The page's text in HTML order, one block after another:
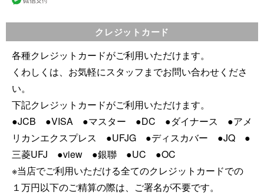
クレジットカード
各種クレジットカードがご利用いただけます。
くわしくは、お気軽にスタッフまでお問い合わせくださ
い。
下記クレジットカードがご利用いただけます。
●JCB ●VISA ●マスター ●DC ●ダイナース ●アメ
リカンエクスプレス ●UFJG ●ディスカバー ●JQ ●
三菱UFJ ●view ●銀聯 ●UC ●OC
※当店でご利用いただける全てのクレジットカードでの
１万円以下のご精算の際は、ご署名が不要です。